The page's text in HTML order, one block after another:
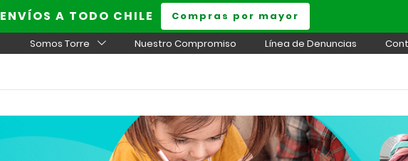
ENVÍOS A TODO CHILE Compras por mayor
Somos Torre Nuestro Compromiso Línea de Denuncias